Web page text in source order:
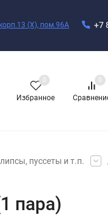
(X), пом.96А +7
Избранное
0 0
пуссеты и т.п.
пара)